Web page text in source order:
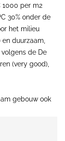
per m2
30% onder de
het milieu
duurzaam,
de De
(very good),
gebouw ook